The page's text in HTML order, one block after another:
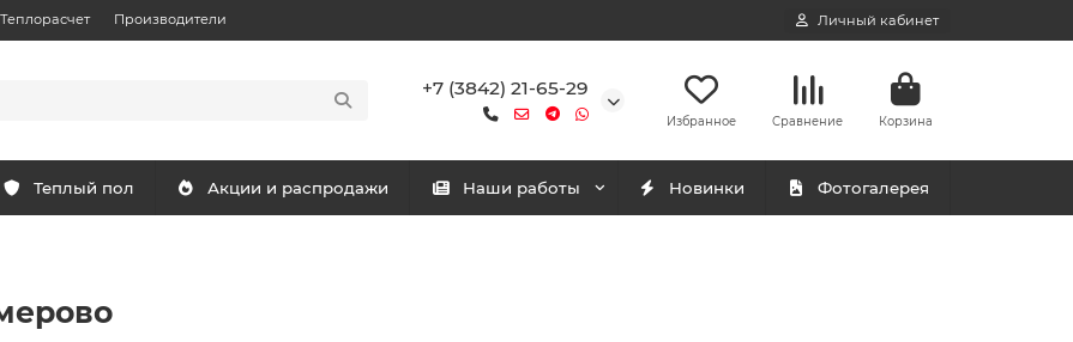
Теплорасчет Производители Личный кабинет
+7 (3842) 21-65-29
Избранное Сравнение Корзина
Теплый пол Акции и распродажи Наши работы Новинки Фотогалерея